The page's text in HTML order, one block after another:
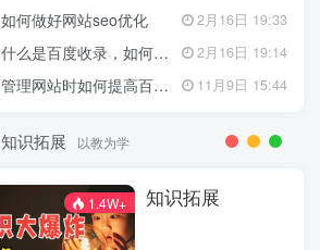
如何做好网站seo优化 2月16日 19:33
什么是百度收录，如何提高收录量？ 2月16日 19:14
管理网站时如何提高百度权重？ 11月9日 15:44
知识拓展 以教为学
1.4W+ 知识拓展
疑难解答
4篇文章
独家 为你的网站添加百度登录